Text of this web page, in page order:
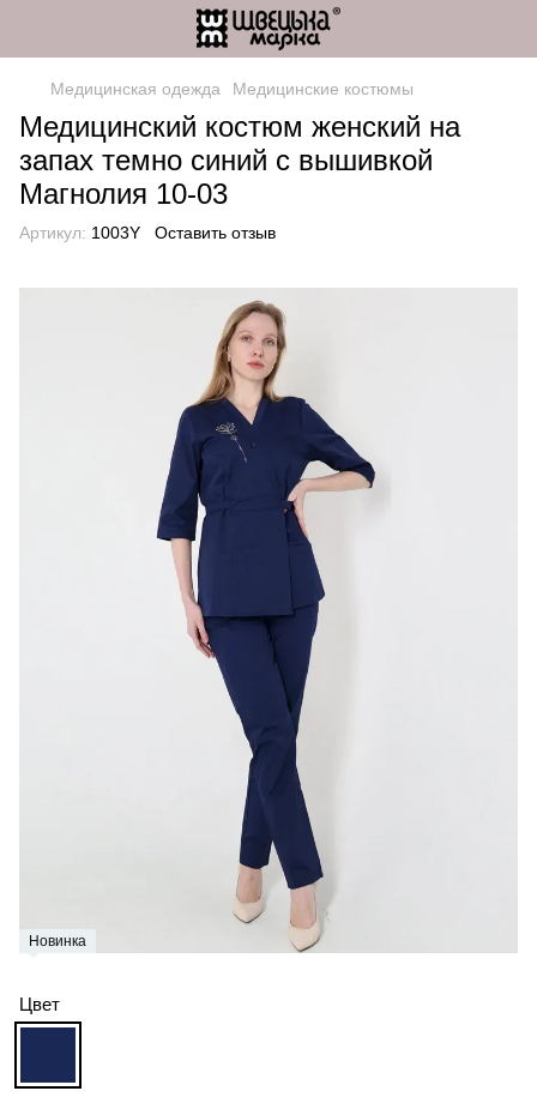
Медицинская одежда Медицинские костюмы
Медицинский костюм женский на
запах темно синий с вышивкой
Магнолия 10-03
Артикул: 1003Y Оставить отзыв
Новинка
Цвет